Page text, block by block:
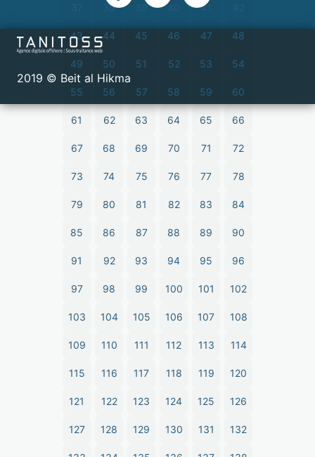
38 39 40 41
43 44 45 46 47 48
49 50 51 52 53 54
55 56 57 58 59 60
61 62 63 64 65 66
67 68 69 70 71 72
73 74 75 76 77 78
79 80 81 82 83 84
85 86 87 88 89 90
91 92 93 94 95 96
97 98 99 100 101 102
103 104 105 106 107 108
109 110 111 112 113 114
115 116 117 118 119 120
121 122 123 124 125 126
127 128 129 130 131 132
2019 © Beit al Hikma